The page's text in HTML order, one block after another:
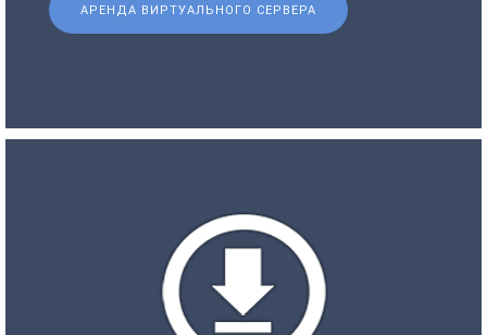
АРЕНДА ВИРТУАЛЬНОГО СЕРВЕРА